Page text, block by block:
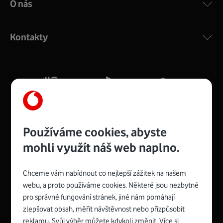
COMPAL CH7465VF
silný signál pro celou domácnost. Kompaktní rozměry 21
Více o COMPAL CH7465VF
Zyxel VMG8623-T50B:
Rozměry modemu jsou 16 x 22 x 7,5 cm (včetně stojánku)
Spojte se s Vodafonem
O nás
Kontakty
Používáme cookies, abyste
mohli využít náš web naplno.
Chceme vám nabídnout co nejlepší zážitek na našem
webu, a proto používáme cookies. Některé jsou nezbytné
pro správné fungování stránek, jiné nám pomáhají
zlepšovat obsah, měřit návštěvnost nebo přizpůsobit
reklamu. Svůj výběr můžete kdykoli změnit. Více si